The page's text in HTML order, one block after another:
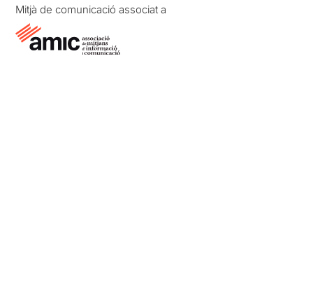
Mitjà de comunicació associat a